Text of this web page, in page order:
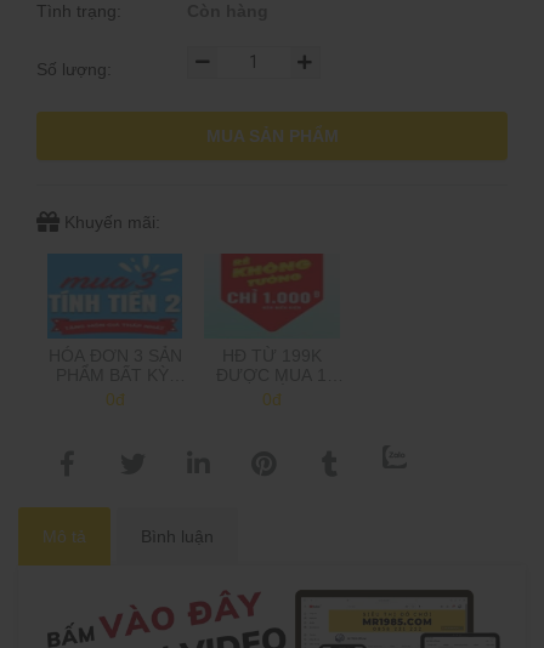
Tình trạng:
Số lượng:
MUA SẢN PHẨM
Khuyến mãi:
CHỈ TÍNH TIỀN 2,
0đ
SẢN PHẨM 1K,
0đ
Mô tả Bình luận